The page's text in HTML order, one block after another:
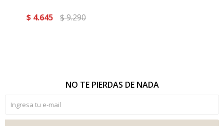
$ 4.645 $9.290
NO TE PIERDAS DE NADA